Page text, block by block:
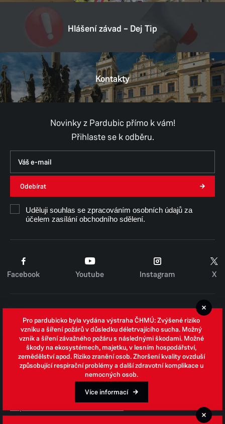
Hlášení závad – Dej Tip
Kontakty
Novinky z Pardubic přímo k vám!
Přihlaste se k odběru.
Odebírat
Uděluji souhlas se zpracováním osobních údajů za
účelem zasílání obchodního sdělení.
Facebook Youtube Instagram X
Zpracování osobních údajů
Whistleblowing
Open data
Povinně zveřejňované informace
Prohlášení o přístupnosti
Odpovědi na žádosti o informace
Pro pardubicko byla vydána výstraha ČHMÚ: Zvýšené riziko
vzniku a šíření požárů v důsledku déletrvajícího sucha. Možný
vznik a šíření závažného požáru s následnými škodami. Možné
škody na ekosystémech, majetku, v lesním hospodářství,
zemědělství apod. Riziko zranění osob. Zhoršení kvality ovzduší
způsobující respirační problémy a další zdravotní komplikace u
nemocných osob.
Více informací